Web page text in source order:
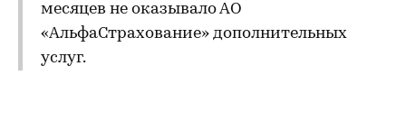
месяцев не оказывало АО
«АльфаСтрахование» дополнительных
услуг.